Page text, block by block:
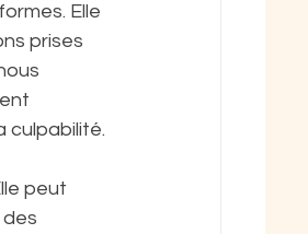
Elle
prises
culpabilité.
peut